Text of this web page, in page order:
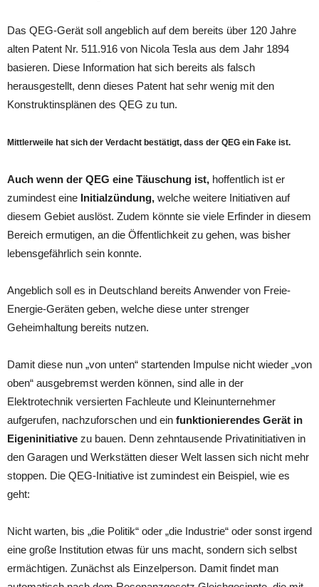
Das QEG-Gerät soll angeblich auf dem bereits über 120 Jahre
alten Patent Nr. 511.916 von Nicola Tesla aus dem Jahr 1894
basieren. Diese Information hat sich bereits als falsch
herausgestellt, denn dieses Patent hat sehr wenig mit den
Konstruktinsplänen des QEG zu tun.
Mittlerweile hat sich der Verdacht bestätigt, dass der QEG ein Fake ist.
Auch wenn der QEG eine Täuschung ist, hoffentlich ist er
zumindest eine Initialzündung, welche weitere Initiativen auf
diesem Gebiet auslöst. Zudem könnte sie viele Erfinder in diesem
Bereich ermutigen, an die Öffentlichkeit zu gehen, was bisher
lebensgefährlich sein konnte.
Angeblich soll es in Deutschland bereits Anwender von Freie-
Energie-Geräten geben, welche diese unter strenger
Geheimhaltung bereits nutzen.
Damit diese nun „von unten“ startenden Impulse nicht wieder „von
oben“ ausgebremst werden können, sind alle in der
Elektrotechnik versierten Fachleute und Kleinunternehmer
aufgerufen, nachzuforschen und ein funktionierendes Gerät in
Eigeninitiative zu bauen. Denn zehntausende Privatinitiativen in
den Garagen und Werkstätten dieser Welt lassen sich nicht mehr
stoppen. Die QEG-Initiative ist zumindest ein Beispiel, wie es
geht:
Nicht warten, bis „die Politik“ oder „die Industrie“ oder sonst irgend
eine große Institution etwas für uns macht, sondern sich selbst
ermächtigen. Zunächst als Einzelperson. Damit findet man